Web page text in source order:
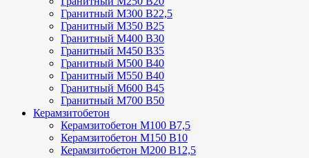
Гранитный М300 В22,5
Гранитный М350 В25
Гранитный М400 В30
Гранитный М450 В35
Гранитный М500 В40
Гранитный М550 В40
Гранитный М600 В45
Гранитный М700 В50
Керамзитобетон
Керамзитобетон М100 В7,5
Керамзитобетон М150 В10
Керамзитобетон М200 В12,5